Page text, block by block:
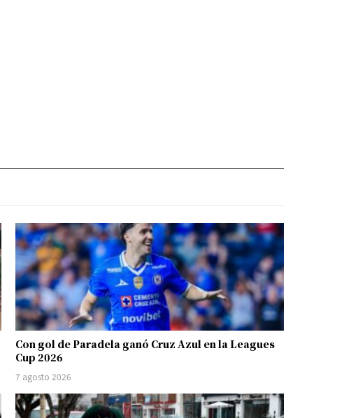
Con gol de Paradela ganó Cruz Azul en la Leagues
Cup 2026
7 agosto 2026